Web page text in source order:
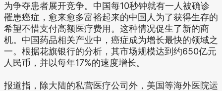
为争夺患者展开竞争。中国每10秒钟就有一人被确诊
罹患癌症，愈来愈多富裕起来的中国人为了获得生存的
希望不惜支付高额医疗费用。这种情况促生了新的商
机。中国药品相关产业中，癌症成为增长最快的领域之
一。根据花旗银行的分析，其市场规模达到约650亿元
人民币，并以每年17%的速度增长。
报道指，除大陆的私营医疗公司外，美国等海外医院运